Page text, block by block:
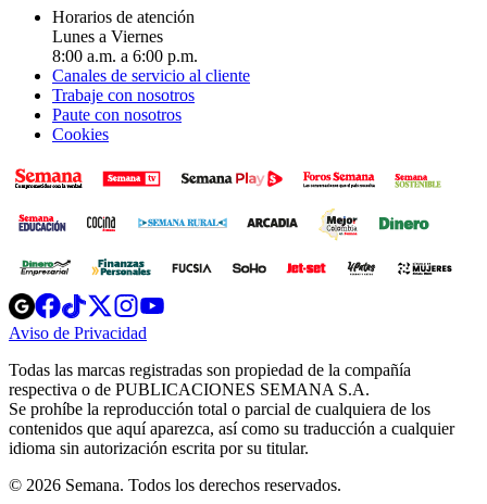
Horarios de atención
Lunes a Viernes
8:00 a.m. a 6:00 p.m.
Canales de servicio al cliente
Trabaje con nosotros
Paute con nosotros
Cookies
Opens
in
new
Opens
in
new
Opens
in
new
window
Opens
new
windowwindow
Aviso de Privacidad
new
window
Todas las marcas registradas son propiedad de la compañía
respectiva o de PUBLICACIONES SEMANA S.A.
Se prohíbe la reproducción total o parcial de cualquiera de los
contenidos que aquí aparezca, así como su traducción a cualquier
idioma sin autorización escrita por su titular.
© 2026 Semana. Todos los derechos reservados.